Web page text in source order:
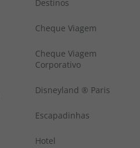
Destinos
Cheque Viagem
Cheque Viagem
Corporativo
Disneyland ® Paris
Escapadinhas
Hotel